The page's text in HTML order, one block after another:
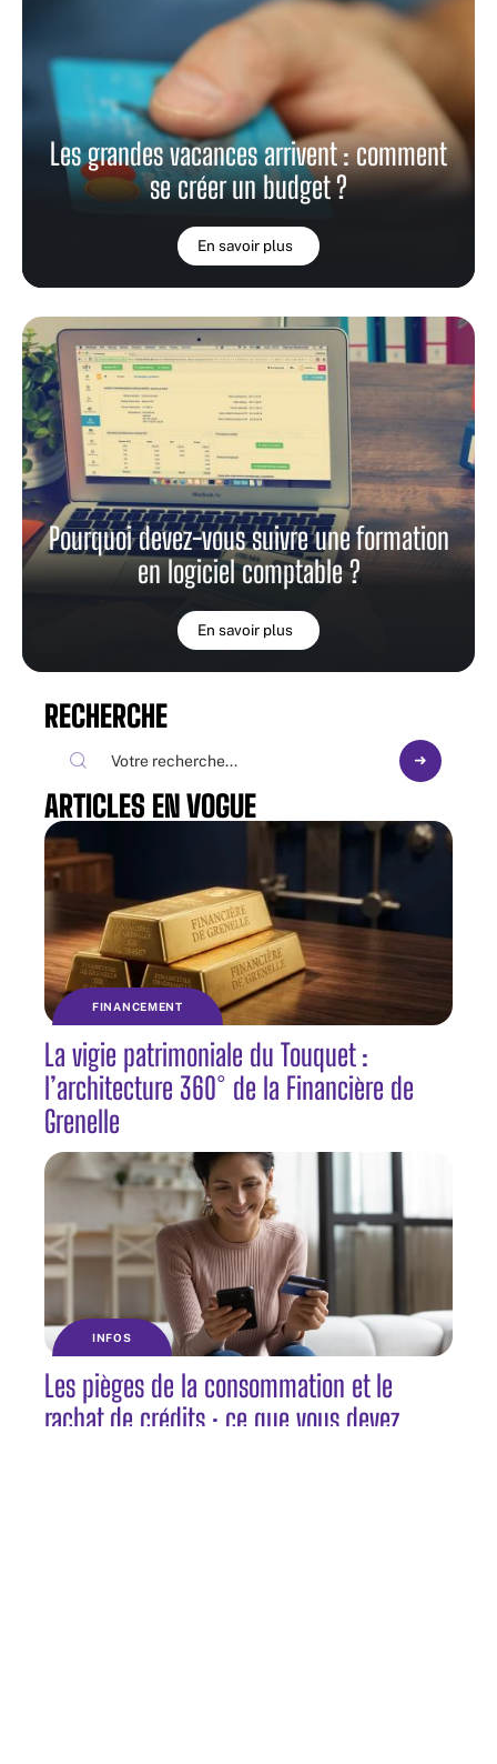
Les grandes vacances arrivent : comment
se créer un budget ?
En savoir plus
Pourquoi devez-vous suivre une formation
en logiciel comptable ?
En savoir plus
RECHERCHE
ARTICLES EN VOGUE
FINANCEMENT
La vigie patrimoniale du Touquet :
l’architecture 360° de la Financière de
Grenelle
INFOS
Les pièges de la consommation et le
rachat de crédits : ce que vous devez